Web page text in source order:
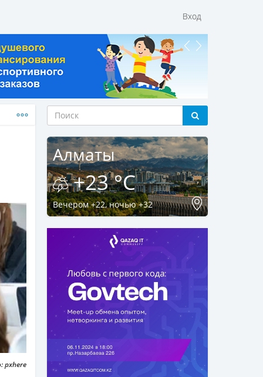
Вход
pxhere
Алматы
+23 °C
Вечером +22, ночью +32